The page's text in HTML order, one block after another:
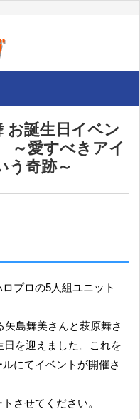
お誕生日イベン
～愛すべきアイ
う奇跡～
島舞美さんと萩原舞さ
日を迎えました。これを
にてイベントが開催さ
させてください。